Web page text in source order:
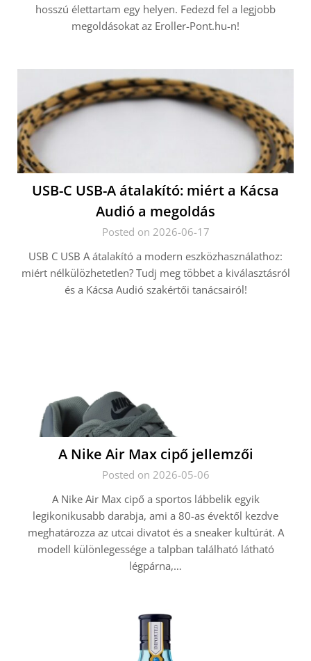
hosszú élettartam egy helyen. Fedezd fel a legjobb
megoldásokat az Eroller-Pont.hu-n!
USB-C USB-A átalakító: miért a Kácsa
Audió a megoldás
Posted on 2026-06-17
USB C USB A átalakító a modern eszközhasználathoz:
miért nélkülözhetetlen? Tudj meg többet a kiválasztásról
és a Kácsa Audió szakértői tanácsairól!
A Nike Air Max cipő jellemzői
Posted on 2026-05-06
A Nike Air Max cipő a sportos lábbelik egyik
legikonikusabb darabja, ami a 80-as évektől kezdve
meghatározza az utcai divatot és a sneaker kultúrát. A
modell különlegessége a talpban található látható
légpárna,…